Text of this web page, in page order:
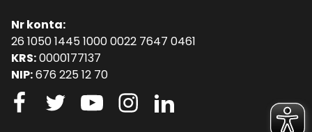
Nr konta:
26 1050 1445 1000 0022 7647 0461
KRS:0000177137
NIP:676 225 12 70